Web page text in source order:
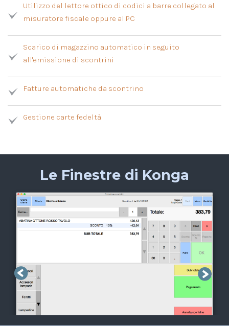
Utilizzo del lettore ottico di codici a barre collegato al
misuratore fiscale oppure al PC
Scarico di magazzino automatico in seguito
all'emissione di scontrini
Fatture automatiche da scontrino
Gestione carte fedeltà
Le Finestre di Konga